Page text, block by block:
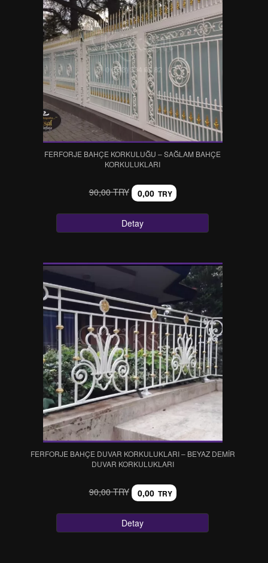
FERFORJE BAHÇE KORKULUĞU – SAĞLAM BAHÇE
KORKULUKLARI
90,00 TRY 0,00 TRY
Detay
FERFORJE BAHÇE DUVAR KORKULUKLARI – BEYAZ DEMİR
DUVAR KORKULUKLARI
90,00 TRY 0,00 TRY
Detay